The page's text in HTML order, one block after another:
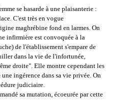
se hasarde à une plaisanterie :
C'est très en vogue
maghrébine fond en larmes. On
infirmière est convoquée à la
de l'établissement s'empare de
dans la vie de l'infortunée,
droite". Elle montre cependant les
ingérence dans sa vie privée. On
judiciaire.
sa mutation, écoeurée par cette